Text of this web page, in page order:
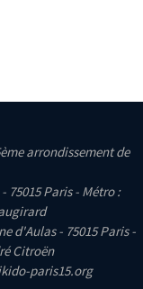
arrondissement de
75015 Paris - Métro :
d'Aulas - 75015 Paris -
Citroën
paris15.org